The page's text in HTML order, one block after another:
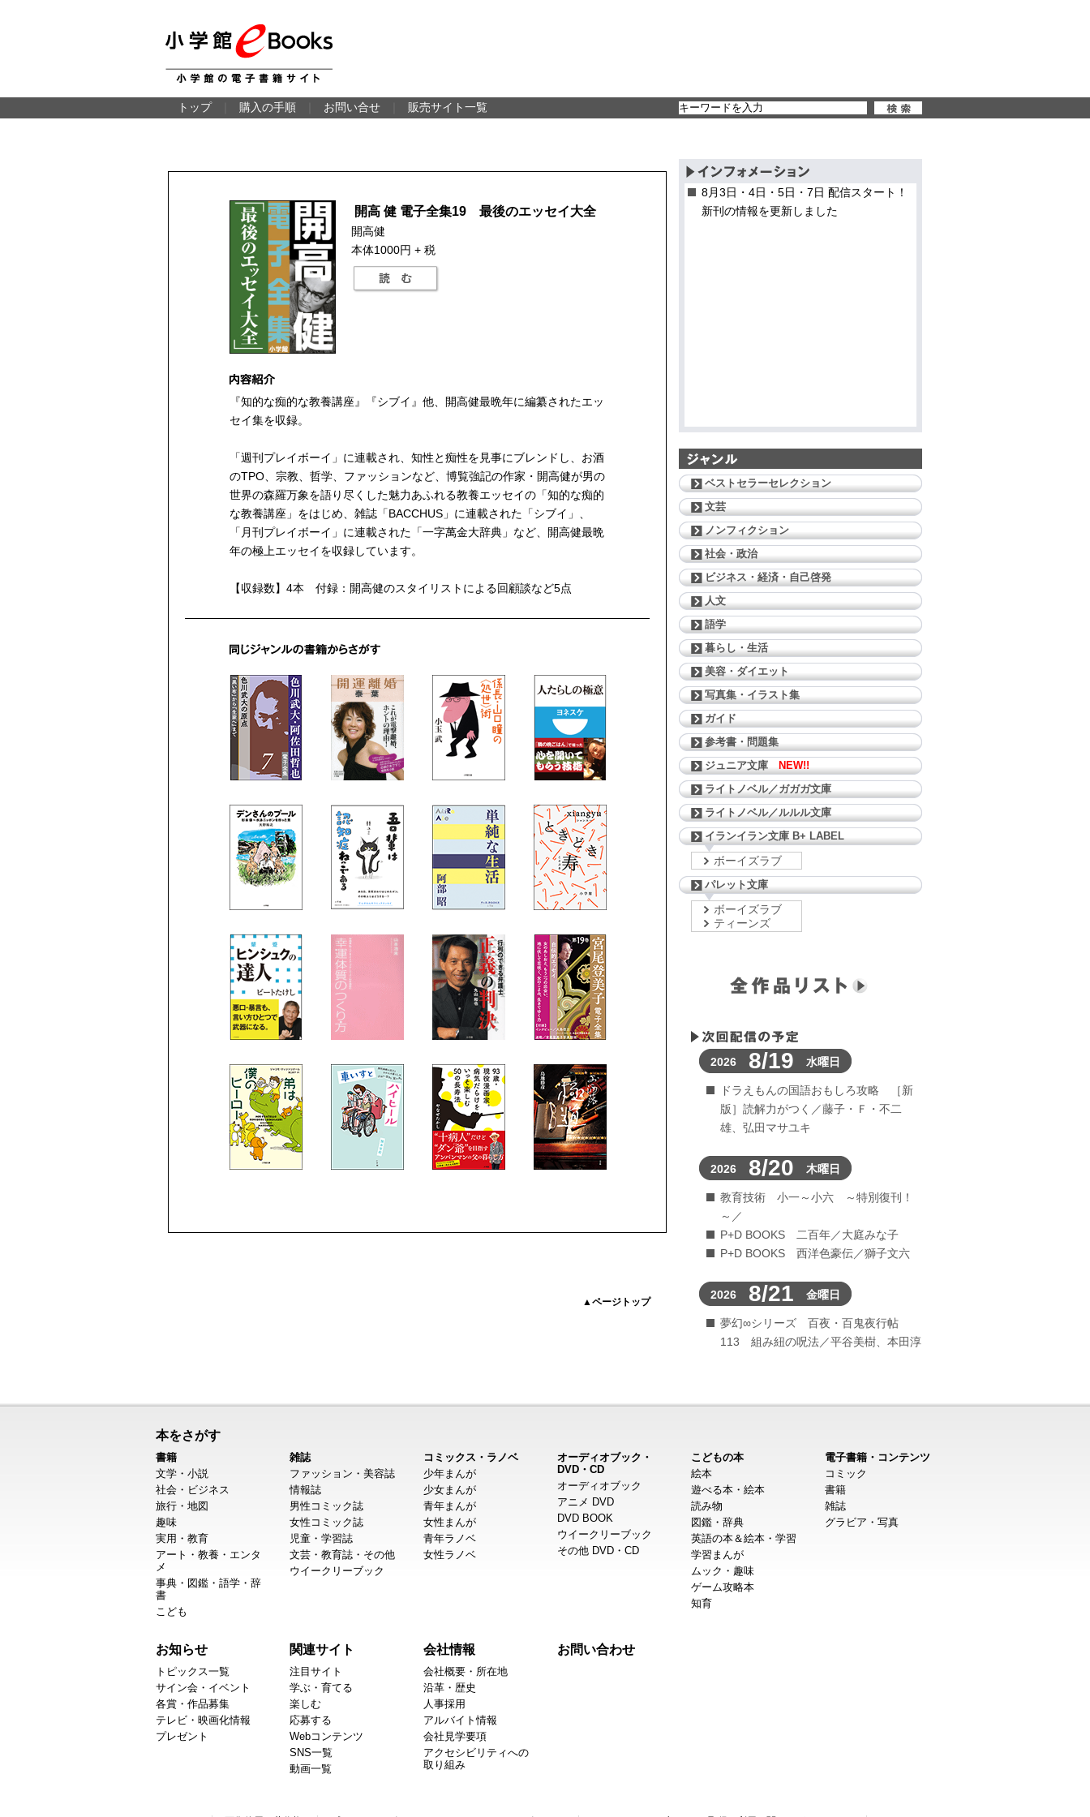
トップ 購入の手順 お問い合せ 販売サイト一覧
開高 健 電子全集19 最後のエッセイ大全
開高健
本体1000円 + 税
『知的な痴的な教養講座』『シブイ』他、開高健最晩年に編纂されたエッ
セイ集を収録。
「週刊プレイボーイ」に連載され、知性と痴性を見事にブレンドし、お酒
のTPO、宗教、哲学、ファッションなど、博覧強記の作家・開高健が男の
世界の森羅万象を語り尽くした魅力あふれる教養エッセイの「知的な痴的
な教養講座」をはじめ、雑誌「BACCHUS」に連載された「シブイ」、
「月刊プレイボーイ」に連載された「一字萬金大辞典」など、開高健最晩
年の極上エッセイを収録しています。
【収録数】4本 付録：開高健のスタイリストによる回顧談など5点
▲ページトップ
8月3日・4日・5日・7日 配信スタート！
新刊の情報を更新しました
ベストセラーセレクション
文芸
ノンフィクション
社会・政治
ビジネス・経済・自己啓発
人文
語学
暮らし・生活
美容・ダイエット
写真集・イラスト集
ガイド
参考書・問題集
ジュニア文庫
NEW!!
ライトノベル／ガガガ文庫
ライトノベル／ルルル文庫
イランイラン文庫 B+ LABEL
ボーイズラブ
パレット文庫
ボーイズラブ
ティーンズ
2026 8/19 水曜日
ドラえもんの国語おもしろ攻略 ［新
版］読解力がつく／藤子・Ｆ・不二
雄、弘田マサユキ
2026 8/20 木曜日
教育技術 小一～小六 ～特別復刊！
～／
P+D BOOKS 二百年／大庭みな子
P+D BOOKS 西洋色豪伝／獅子文六
2026 8/21 金曜日
夢幻∞シリーズ 百夜・百鬼夜行帖
113 組み紐の呪法／平谷美樹、本田淳
本をさがす
書籍
文学・小説
社会・ビジネス
旅行・地図
趣味
実用・教育
アート・教養・エンタ
メ
事典・図鑑・語学・辞
書
こども
雑誌
ファッション・美容誌
情報誌
男性コミック誌
女性コミック誌
児童・学習誌
文芸・教育誌・その他
ウイークリーブック
コミックス・ラノベ
少年まんが
少女まんが
青年まんが
女性まんが
青年ラノベ
女性ラノベ
オーディオブック・
DVD・CD
オーディオブック
アニメ DVD
DVD BOOK
ウイークリーブック
その他 DVD・CD
こどもの本
絵本
遊べる本・絵本
読み物
図鑑・辞典
英語の本＆絵本・学習
学習まんが
ムック・趣味
ゲーム攻略本
知育
電子書籍・コンテンツ
コミック
書籍
雑誌
グラビア・写真
お知らせ
トピックス一覧
サイン会・イベント
各賞・作品募集
テレビ・映画化情報
プレゼント
関連サイト
注目サイト
学ぶ・育てる
楽しむ
応募する
Webコンテンツ
SNS一覧
動画一覧
会社情報
会社概要・所在地
沿革・歴史
人事採用
アルバイト情報
会社見学要項
アクセシビリティへの
取り組み
お問い合わせ